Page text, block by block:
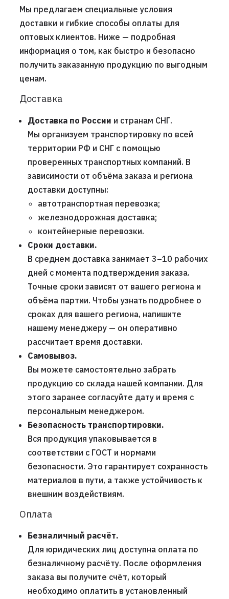
Мы предлагаем специальные условия
доставки и гибкие способы оплаты для
оптовых клиентов. Ниже — подробная
информация о том, как быстро и безопасно
получить заказанную продукцию по выгодным
ценам.
Доставка
Доставка по России и странам СНГ.
Мы организуем транспортировку по всей
территории РФ и СНГ с помощью
проверенных транспортных компаний. В
зависимости от объёма заказа и региона
доставки доступны:
автотранспортная перевозка;
железнодорожная доставка;
контейнерные перевозки.
Сроки доставки.
В среднем доставка занимает 3–10 рабочих
дней с момента подтверждения заказа.
Точные сроки зависят от вашего региона и
объёма партии. Чтобы узнать подробнее о
сроках для вашего региона, напишите
нашему менеджеру — он оперативно
рассчитает время доставки.
Самовывоз.
Вы можете самостоятельно забрать
продукцию со склада нашей компании. Для
этого заранее согласуйте дату и время с
персональным менеджером.
Безопасность транспортировки.
Вся продукция упаковывается в
соответствии с ГОСТ и нормами
безопасности. Это гарантирует сохранность
материалов в пути, а также устойчивость к
внешним воздействиям.
Оплата
Безналичный расчёт.
Для юридических лиц доступна оплата по
безналичному расчёту. После оформления
заказа вы получите счёт, который
необходимо оплатить в установленный